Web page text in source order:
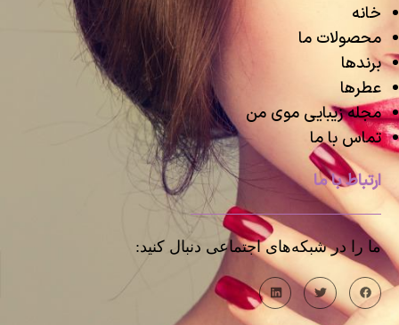
خانه
محصولات ما
برندها
عطرها
مجله زیبایی موی من
تماس با ما
ارتباط با ما
ما را در شبکه‌های اجتماعی دنبال کنید: